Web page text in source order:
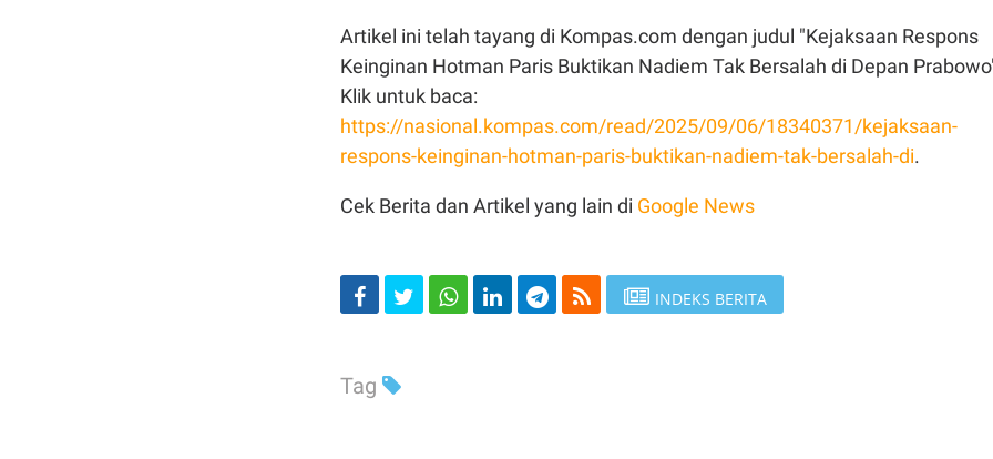
Artikel ini telah tayang di Kompas.com dengan judul "Kejaksaan Respons
Keinginan Hotman Paris Buktikan Nadiem Tak Bersalah di Depan
Klik untuk baca:
https://nasional.kompas.com/read/2025/09/06/18340371/kejaksaan-
respons-keinginan-hotman-paris-buktikan-nadiem-tak-bersalah-di.
Cek Berita dan Artikel yang lain di Google News
INDEKS BERITA
Tag